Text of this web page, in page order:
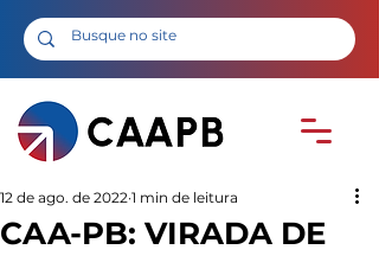
CAA-PB: VIRADA DE
12 de ago. de 2022 1 min de leitura